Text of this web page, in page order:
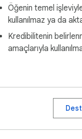
Öğenin temel
kullanılmaz ya da
Kredibilitenin
amaçlarıyla